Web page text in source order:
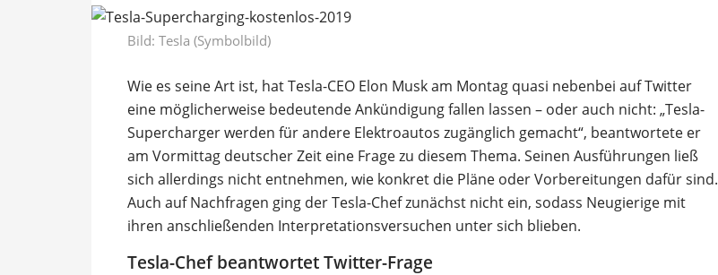
Bild: Tesla (Symbolbild)
Wie es seine Art ist, hat Tesla-CEO Elon Musk am Montag quasi nebenbei auf Twitter
eine möglicherweise bedeutende Ankündigung fallen lassen – oder auch nicht: „Tesla-
Supercharger werden für andere Elektroautos zugänglich gemacht“, beantwortete er
am Vormittag deutscher Zeit eine Frage zu diesem Thema. Seinen Ausführungen ließ
sich allerdings nicht entnehmen, wie konkret die Pläne oder Vorbereitungen dafür sind.
Auch auf Nachfragen ging der Tesla-Chef zunächst nicht ein, sodass Neugierige mit
ihren anschließenden Interpretationsversuchen unter sich blieben.
Tesla-Chef beantwortet Twitter-Frage